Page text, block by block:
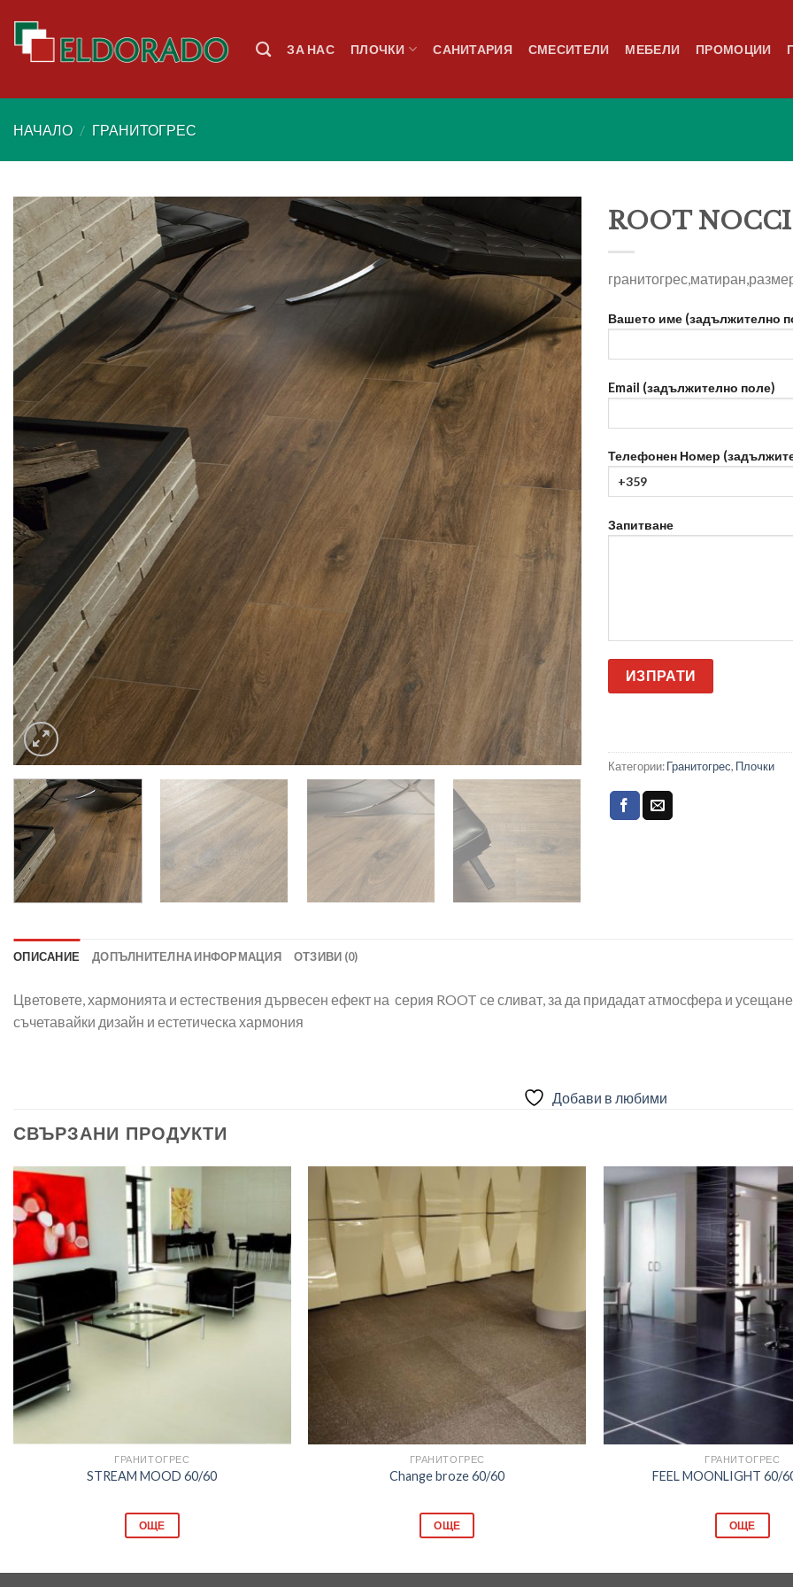
content
ЗА НАС ПЛОЧКИ САНИТАРИЯ СМЕСИТЕЛИ МЕБЕЛИ ПРОМОЦИИ
НАЧАЛО / ГРАНИТОГРЕС
Добави
в
любими
ROOT
Вашето име (задължително
Email (задължително поле)
Телефонен Номер
Запитване
Категории:Гранитогрес, Плочки
ОПИСАНИЕ ДОПЪЛНИТЕЛНА ИНФОРМАЦИЯ ОТЗИВИ (0)
Цветовете, хармонията и естествения дървесен ефект на серия ROOT се сливат, за да придадат атмосфера и
съчетавайки дизайн и естетическа хармония
Добави в любими
СВЪРЗАНИ ПРОДУКТИ
Добави
в
любими
ГРАНИТОГРЕС
STREAM MOOD 60/60
ОЩЕ
любими
ГРАНИТОГРЕС
Change broze 60/60
ОЩЕ
ГРАНИТОГРЕС
FEEL MOONLIGHT 60/
ОЩЕ